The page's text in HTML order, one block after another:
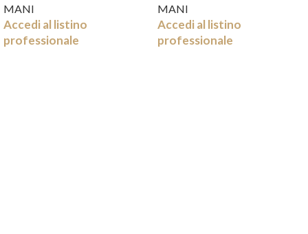
MANI
Accedi al listino
professionale
MANI
Accedi al listino
professionale